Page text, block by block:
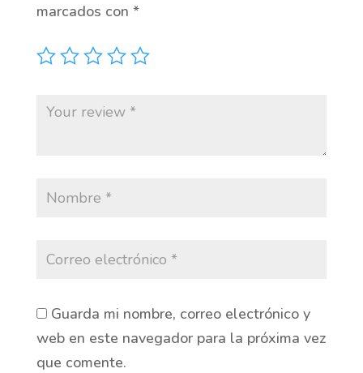
marcados con *
Guarda mi nombre, correo electrónico y
web en este navegador para la próxima vez
que comente.